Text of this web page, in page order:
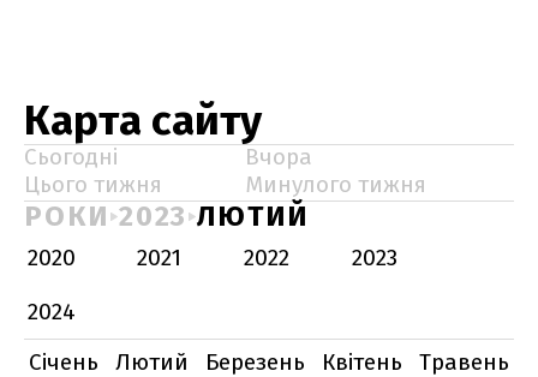
Карта сайту
Сьогодні
Вчора
Цього тижня
Минулого тижня
РОКИ 2023 ЛЮТИЙ
2020 2021 2022
2023
2024
Січень
Лютий Березень Квітень
Травень